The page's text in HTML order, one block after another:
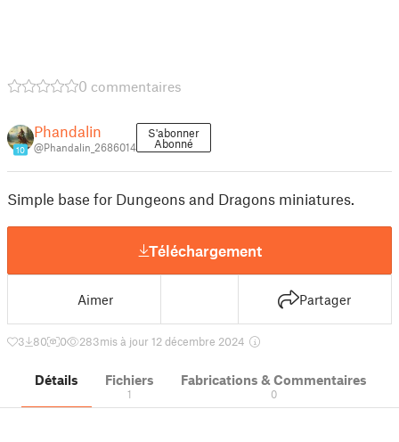
0 commentaires
10
Phandalin
@Phandalin_2686014
S'abonner
Abonné
Simple base for Dungeons and Dragons miniatures.
Téléchargement
Aimer Partager
3 80 0 283mis à jour 12 décembre 2024
Détails Fichiers
1
Fabrications & Commentaires
0